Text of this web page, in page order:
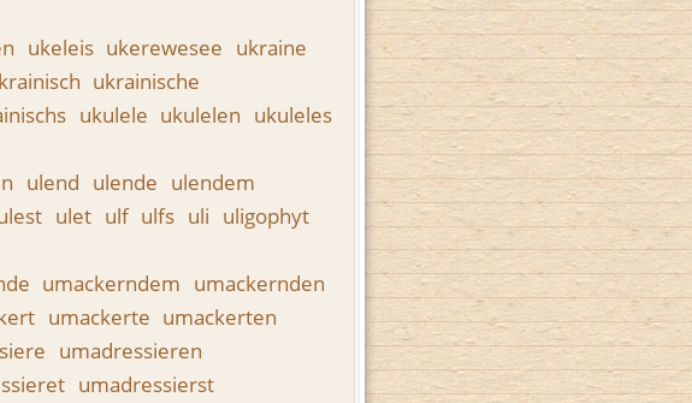
ukeleis ukerewesee ukraine
ukrainische
ukulele ukulelen ukuleles
ulend ulende ulendem
ulet ulf ulfs uli uligophyt
umackerndem umackernden
umackerte umackerten
umadressieren
umadressierst